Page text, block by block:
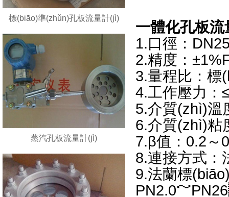
標(biāo)準(zhǔn)孔板流量計(jì)
蒸汽孔板流量計(jì)
一體化孔板
1.口徑：
2.精度：
3.量程比：標
4.工作壓力：
5.介質(zhì)
6.介質(zhì)粘
7.β值：0.2～
8.連接方式：
9.法蘭標
PN2.0～